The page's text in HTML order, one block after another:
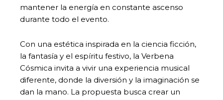
mantener la energía en constante ascenso
durante todo el evento.
Con una estética inspirada en la ciencia ficción,
la fantasía y el espíritu festivo, la Verbena
Cósmica invita a vivir una experiencia musical
diferente, donde la diversión y la imaginación se
dan la mano. La propuesta busca crear un